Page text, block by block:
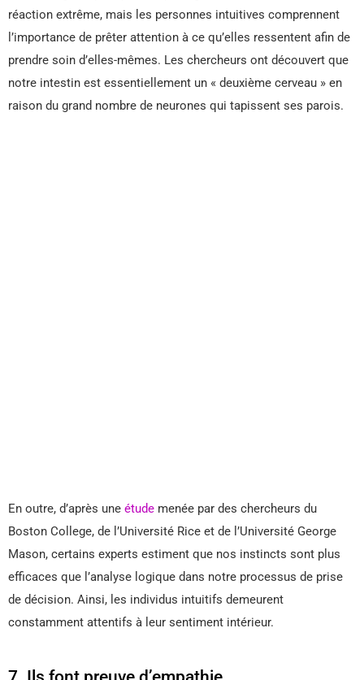
réaction extrême, mais les personnes intuitives comprennent
l’importance de prêter attention à ce qu’elles ressentent afin de
prendre soin d’elles-mêmes. Les chercheurs ont découvert que
notre intestin est essentiellement un « deuxième cerveau » en
raison du grand nombre de neurones qui tapissent ses parois.
En outre, d’après une étude menée par des chercheurs du
Boston College, de l’Université Rice et de l’Université George
Mason, certains experts estiment que nos instincts sont plus
efficaces que l’analyse logique dans notre processus de prise
de décision. Ainsi, les individus intuitifs demeurent
constamment attentifs à leur sentiment intérieur.